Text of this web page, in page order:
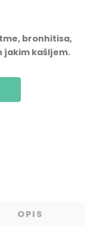
bronhitisa,
jakim kašljem.
OPIS